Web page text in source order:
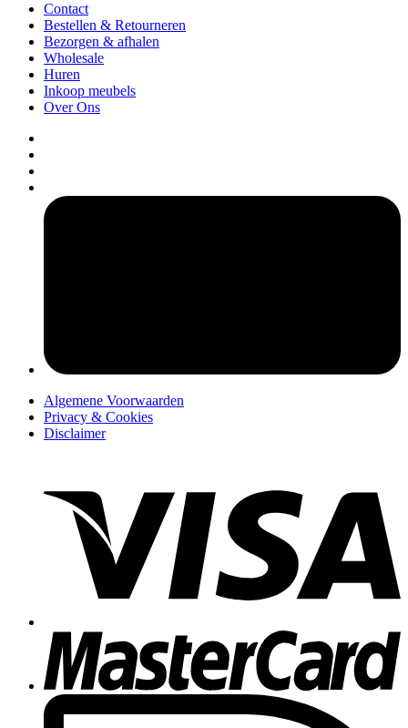
Contact
Bestellen & Retourneren
Bezorgen & afhalen
Wholesale
Huren
Inkoop meubels
Over Ons
Algemene Voorwaarden
Privacy & Cookies
Disclaimer